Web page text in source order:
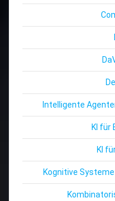
Intelligente
KI für
KI
Kognitive